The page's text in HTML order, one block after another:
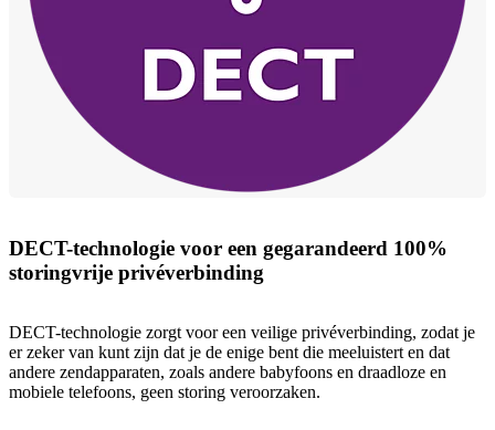
DECT-technologie voor een gegarandeerd 100%
storingvrije privéverbinding
DECT-technologie zorgt voor een veilige privéverbinding, zodat je
er zeker van kunt zijn dat je de enige bent die meeluistert en dat
andere zendapparaten, zoals andere babyfoons en draadloze en
mobiele telefoons, geen storing veroorzaken.